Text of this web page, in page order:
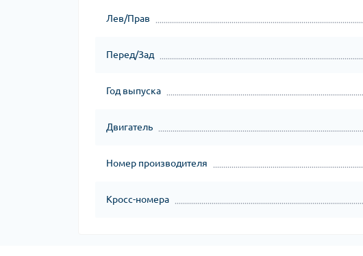
Лев/Прав
Перед/Зад
Год выпуска
Двигатель
Номер производителя
Кросс-номера